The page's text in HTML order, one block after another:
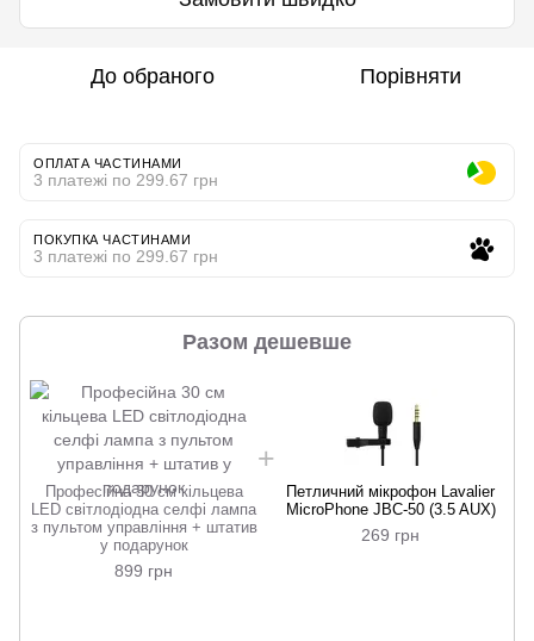
До обраного Порівняти
ОПЛАТА ЧАСТИНАМИ
3 платежі по 299.67 грн
ПОКУПКА ЧАСТИНАМИ
3 платежі по 299.67 грн
Разом дешевше
Професійна 30 см кільцева
LED світлодіодна селфі лампа
з пультом управління + штатив
у подарунок
899 грн
Петличний мікрофон Lavalier
MicroPhone JBC-50 (3.5 AUX)
269 грн